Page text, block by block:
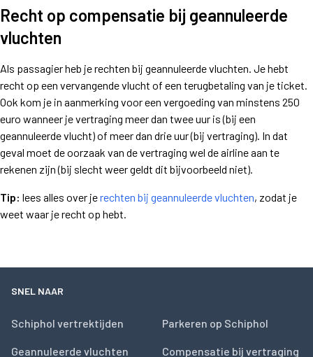
Recht op compensatie bij geannuleerde
vluchten
Als passagier heb je rechten bij geannuleerde vluchten. Je hebt
recht op een vervangende vlucht of een terugbetaling van je ticket.
Ook kom je in aanmerking voor een vergoeding van minstens 250
euro wanneer je vertraging meer dan twee uur is (bij een
geannuleerde vlucht) of meer dan drie uur (bij vertraging). In dat
geval moet de oorzaak van de vertraging wel de airline aan te
rekenen zijn (bij slecht weer geldt dit bijvoorbeeld niet).
Tip: lees alles over jerechten bij geannuleerde vluchten, zodat je
weet waar je recht op hebt.
SNEL NAAR
Schiphol vertrektijden
Geannuleerde vluchten
Parkeren op Schiphol
Compensatie bij vertraging